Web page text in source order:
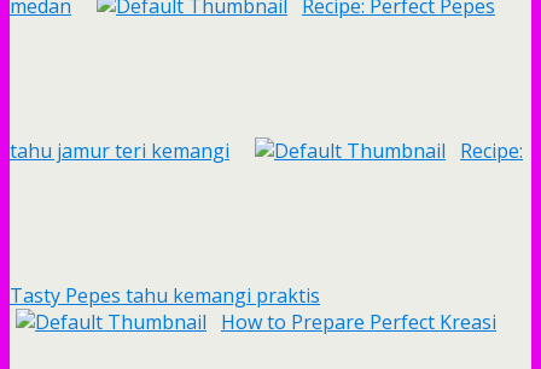
medan Recipe: Perfect Pepes
tahu jamur teri kemangi Recipe:
Tasty Pepes tahu kemangi praktis
How to Prepare Perfect Kreasi